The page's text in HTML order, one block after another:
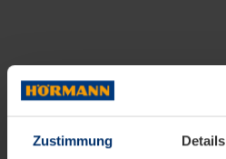
Zustimmung Details